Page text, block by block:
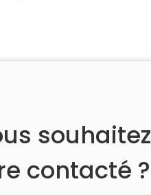
souhaitez
contacté ?